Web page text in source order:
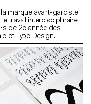
marque avant-gardiste
travail interdisciplinaire
de 2e année des
et Type Design.